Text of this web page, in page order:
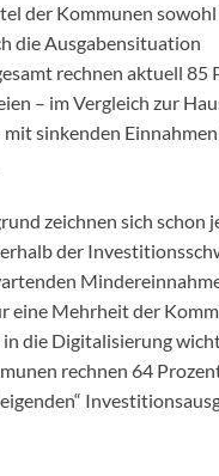
der Kommunen
die Ausgabensituation
rechnen aktuell 85
– im Vergleich zur
sinkenden
zeichnen sich schon
der
eine Mehrheit der
die Digitalisierung
rechnen 64